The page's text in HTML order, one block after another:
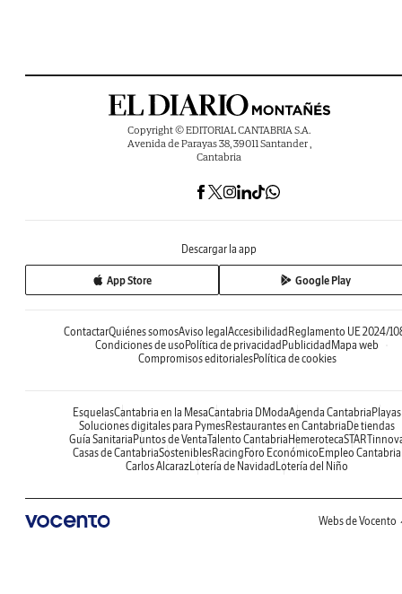
Copyright © EDITORIAL CANTABRIA S.A.
Avenida de Parayas 38, 39011 Santander ,
Cantabria
Descargar la app
App Store Google Play
ContactarQuiénes somosAviso legal Accesibilidad Reglamento UE 2024/
Condiciones de uso Política de privacidad Publicidad Mapa web
Compromisos editorialesPolítica de cookies
EsquelasCantabria en la MesaCantabria DModaAgenda Cantabria Playas
Soluciones digitales para PymesRestaurantes en Cantabria De tiendas
Guía Sanitaria Puntos de VentaTalento Cantabria Hemeroteca
Casas de CantabriaSosteniblesRacing Foro Económico Empleo Cantabria
Carlos AlcarazLotería de Navidad Lotería del Niño
Webs de Vocento